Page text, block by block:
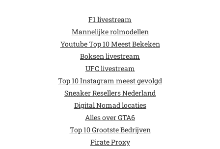
F1 livestream
Mannelijke rolmodellen
Youtube Top 10 Meest Bekeken
Boksen livestream
UFC livestream
Top 10 Instagram meest gevolgd
Sneaker Resellers Nederland
Digital Nomad locaties
Alles over GTA6
Top 10 Grootste Bedrijven
Pirate Proxy